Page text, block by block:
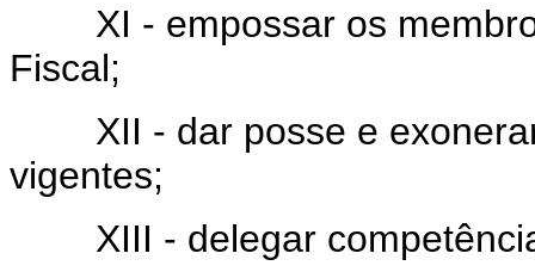
XI - empossar os
Fiscal;
XII - dar posse e exonerar
vigentes;
XIII - delegar